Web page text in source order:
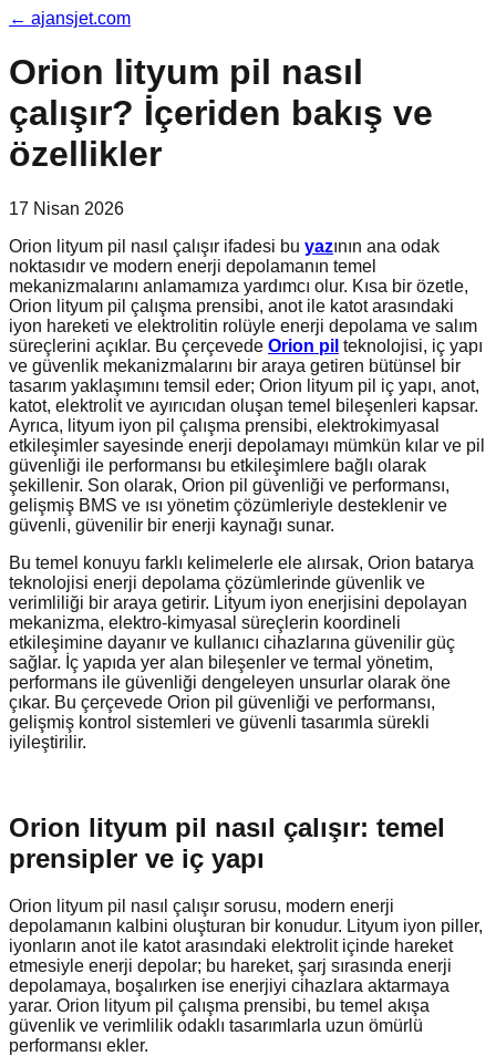
← ajansjet.com
Orion lityum pil nasıl
çalışır? İçeriden bakış ve
özellikler
17 Nisan 2026
Orion lityum pil nasıl çalışır ifadesi bu yazının ana odak
noktasıdır ve modern enerji depolamanın temel
mekanizmalarını anlamamıza yardımcı olur. Kısa bir özetle,
Orion lityum pil çalışma prensibi, anot ile katot arasındaki
iyon hareketi ve elektrolitin rolüyle enerji depolama ve salım
süreçlerini açıklar. Bu çerçevede Orion pil teknolojisi, iç yapı
ve güvenlik mekanizmalarını bir araya getiren bütünsel bir
tasarım yaklaşımını temsil eder; Orion lityum pil iç yapı, anot,
katot, elektrolit ve ayırıcıdan oluşan temel bileşenleri kapsar.
Ayrıca, lityum iyon pil çalışma prensibi, elektrokimyasal
etkileşimler sayesinde enerji depolamayı mümkün kılar ve pil
güvenliği ile performansı bu etkileşimlere bağlı olarak
şekillenir. Son olarak, Orion pil güvenliği ve performansı,
gelişmiş BMS ve ısı yönetim çözümleriyle desteklenir ve
güvenli, güvenilir bir enerji kaynağı sunar.
Bu temel konuyu farklı kelimelerle ele alırsak, Orion batarya
teknolojisi enerji depolama çözümlerinde güvenlik ve
verimliliği bir araya getirir. Lityum iyon enerjisini depolayan
mekanizma, elektro-kimyasal süreçlerin koordineli
etkileşimine dayanır ve kullanıcı cihazlarına güvenilir güç
sağlar. İç yapıda yer alan bileşenler ve termal yönetim,
performans ile güvenliği dengeleyen unsurlar olarak öne
çıkar. Bu çerçevede Orion pil güvenliği ve performansı,
gelişmiş kontrol sistemleri ve güvenli tasarımla sürekli
iyileştirilir.
Orion lityum pil nasıl çalışır: temel
prensipler ve iç yapı
Orion lityum pil nasıl çalışır sorusu, modern enerji
depolamanın kalbini oluşturan bir konudur. Lityum iyon piller,
iyonların anot ile katot arasındaki elektrolit içinde hareket
etmesiyle enerji depolar; bu hareket, şarj sırasında enerji
depolamaya, boşalırken ise enerjiyi cihazlara aktarmaya
yarar. Orion lityum pil çalışma prensibi, bu temel akışa
güvenlik ve verimlilik odaklı tasarımlarla uzun ömürlü
performansı ekler.